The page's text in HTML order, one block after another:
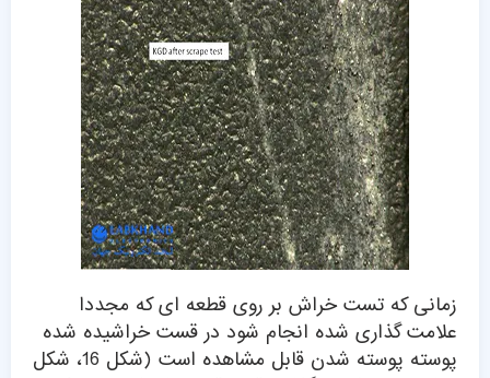
زمانی که تست خراش بر روی قطعه ای که مجددا
علامت گذاری شده انجام شود در قست خراشیده شده
پوسته پوسته شدن قابل مشاهده است (شکل 16، شکل